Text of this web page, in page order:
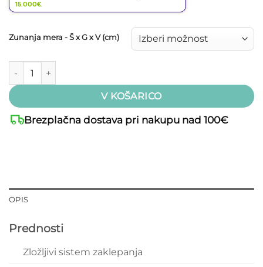
15.000€.
Zunanja mera - Š x G x V (cm)
Biohort Charly - garaža za robotsko kosilnico količina
V KOŠARICO
Brezplačna dostava pri nakupu nad 100€
OPIS
Prednosti
Zložljivi sistem zaklepanja